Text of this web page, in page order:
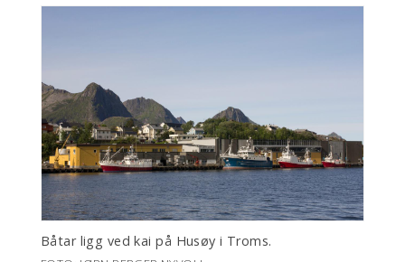
Båtar ligg ved kai på Husøy i Troms.